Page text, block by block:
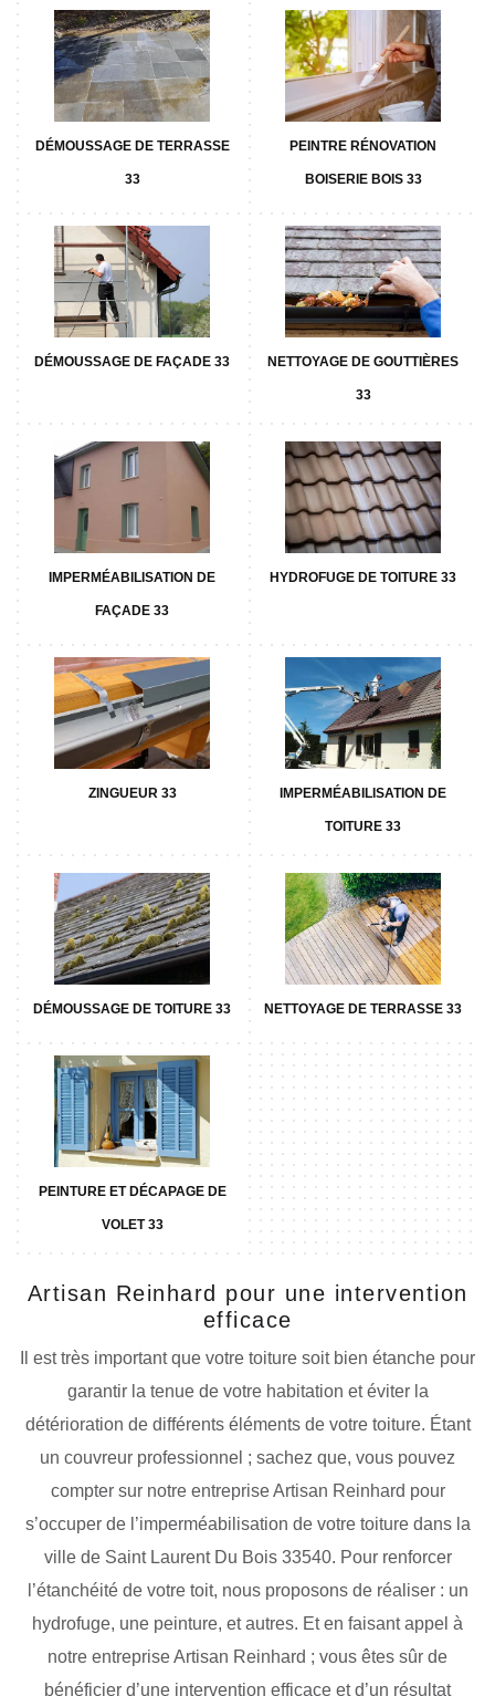
DÉMOUSSAGE DE TERRASSE
33
PEINTRE RÉNOVATION
BOISERIE BOIS 33
DÉMOUSSAGE DE FAÇADE 33 NETTOYAGE DE GOUTTIÈRES
33
IMPERMÉABILISATION DE
FAÇADE 33
HYDROFUGE DE TOITURE 33
ZINGUEUR 33 IMPERMÉABILISATION DE
TOITURE 33
DÉMOUSSAGE DE TOITURE 33 NETTOYAGE DE TERRASSE 33
PEINTURE ET DÉCAPAGE DE
VOLET 33
Artisan Reinhard pour une intervention
efficace
Il est très important que votre toiture soit bien étanche pour
garantir la tenue de votre habitation et éviter la
détérioration de différents éléments de votre toiture. Étant
un couvreur professionnel ; sachez que, vous pouvez
compter sur notre entreprise Artisan Reinhard pour
s’occuper de l’imperméabilisation de votre toiture dans la
ville de Saint Laurent Du Bois 33540. Pour renforcer
l’étanchéité de votre toit, nous proposons de réaliser : un
hydrofuge, une peinture, et autres. Et en faisant appel à
notre entreprise Artisan Reinhard ; vous êtes sûr de
bénéficier d’une intervention efficace et d’un résultat